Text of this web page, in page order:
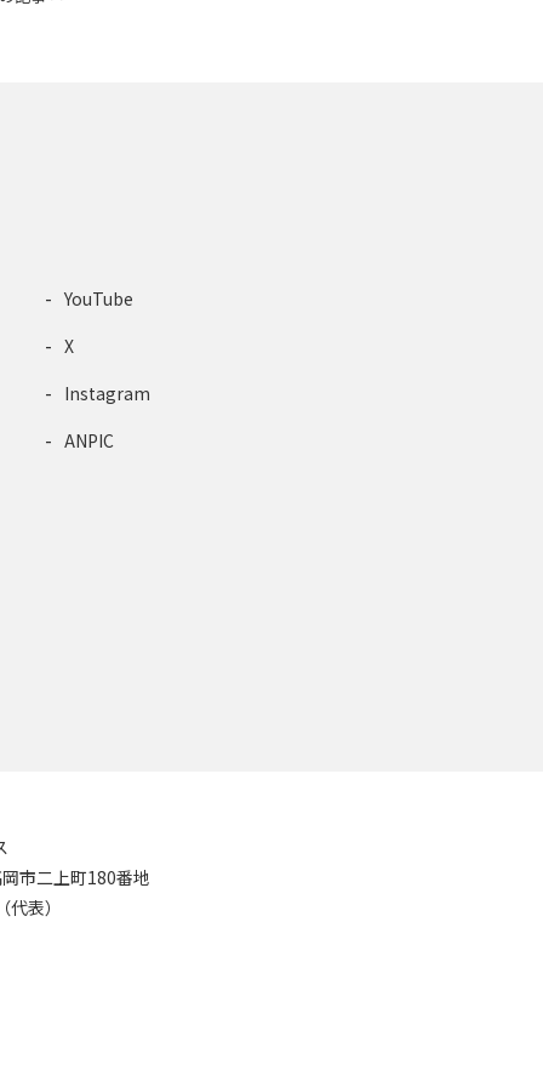
YouTube
X
Instagram
ANPIC
市二上町180番地
表）